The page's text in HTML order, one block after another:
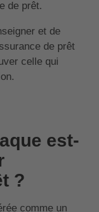
de prêt.
et de
de prêt
celle qui
est-
?
comme un